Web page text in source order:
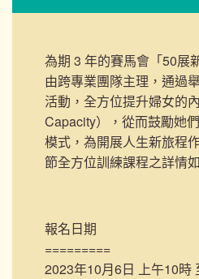
為期 3 年的賽馬會「50展
由跨專業團隊主理，通過
活動，全方位提升婦女的
Capacity），從而鼓勵她
模式，為開展人生新旅程
節全方位訓練課程之詳情
報名日期
=========
2023年10月6日 上午10時